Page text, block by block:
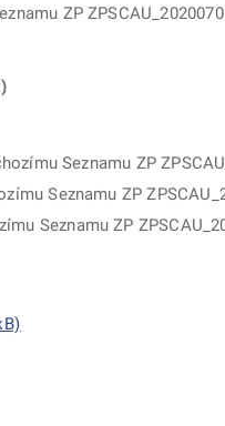
ZP
Seznamu ZP
Seznamu ZP
Seznamu ZP